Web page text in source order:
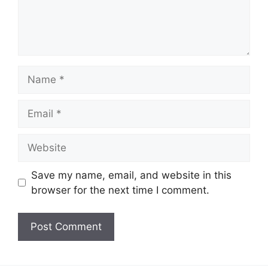
Save my name, email, and website in this
browser for the next time I comment.